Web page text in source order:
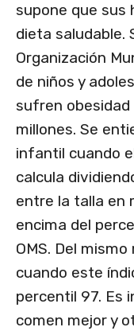
supone que sus
dieta saludable.
Organización
de niños y
sufren obesidad
millones. Se
infantil cuando
calcula
entre la talla en
encima del
OMS. Del
cuando este
percentil 97. Es
comen mejor y